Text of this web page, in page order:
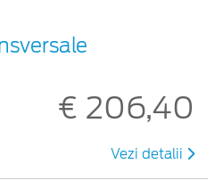
€ 206,40
Vezi detalii